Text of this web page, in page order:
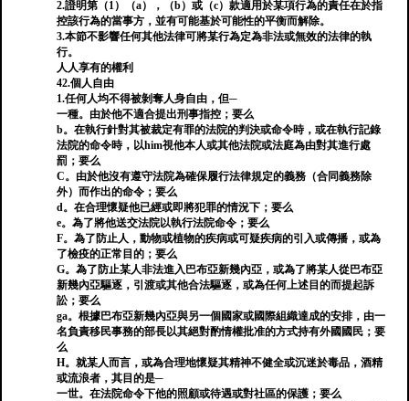
2.證明第（1）（a），（b）或（c）款適用於某項行為的責任在於指
控該行為的當事方，並有可能基於可能性的平衡而解除。
3.本節不影響任何其他法律可將某行為定為非法或無效的法律的執
行。
人人享有的權利
42.個人自由
1.任何人均不得被剝奪人身自由，但─
一種。由於他不適合提出刑事指控；要么
b。在執行針對其被裁定有罪的法院的判決或命令時，或在執行記錄
法院的命令時，以him視他本人或其他法院或法庭為由對其進行處
罰；要么
C。由於他沒有遵守法院為確保履行法律規定的義務（合同義務除
外）而作出的命令；要么
d。在合理懷疑他已經或即將犯罪的情況下；要么
e。為了將他送交法院以執行法院命令；要么
F。為了防止人，動物或植物的疾病或可疑疾病的引入或傳播，或為
了檢疫的正常目的；要么
G。為了防止某人非法進入巴布亞新幾內亞，或為了將某人從巴布亞
新幾內亞驅逐，引渡或其他合法驅逐，或為任何上述目的而提起訴
訟；要么
ga。根據巴布亞新幾內亞與另一個國家或國際組織達成的安排，由一
名負責移民事務的部長以其絕對酌情權批准的方式持有外國國民；要
么
H。就某人而言，或為合理地懷疑其精神不健全或沉迷於毒品，酒精
或流浪者，其目的是─
一世。在法院命令下他的照顧或待遇或對社區的保護；要么